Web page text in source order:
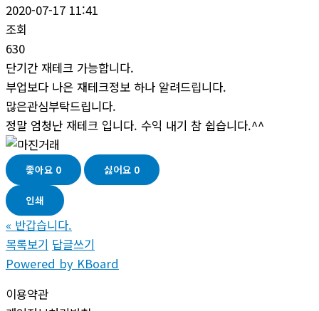
2020-07-17 11:41
조회
630
단기간 재테크 가능합니다.
부업보다 나은 재테크정보 하나 알려드립니다.
많은관심부탁드립니다.
정말 엄청난 재테크 입니다. 수익 내기 참 쉽습니다.^^
좋아요 0 싫어요 0
인쇄
« 반갑습니다.
목록보기 답글쓰기
Powered by KBoard
이용약관